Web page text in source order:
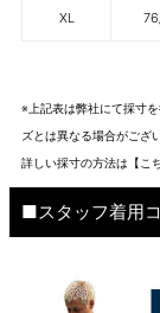
XL
※上記表は弊社にて採寸
ズとは異なる場合がござ
詳しい採寸の方法は 【こ
■スタッフ着用